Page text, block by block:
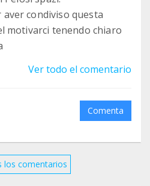
condiviso questa
motivarci tenendo chiaro
Ver todo el comentario
Comenta
los comentarios